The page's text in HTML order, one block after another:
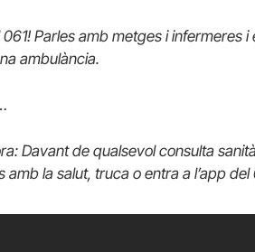
Parles amb metges i infermeres
ambulància.
Davant de qualsevol consulta
amb la salut, truca o entra a l’app